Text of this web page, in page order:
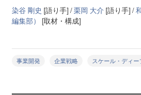
染谷 剛史 [語り手] /栗岡 大介[語り手] /
編集部） [取材・構成]
事業開発 企業戦略 スケール・ディー